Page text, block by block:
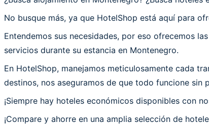
No busque más, ya que HotelShop está aquí para
Entendemos sus necesidades, por eso ofrecemos
servicios durante su estancia en Montenegro.
En HotelShop, manejamos meticulosamente cada
destinos, nos aseguramos de que todo funcione sin
¡Siempre hay hoteles económicos disponibles con
¡Compare y ahorre en una amplia selección de